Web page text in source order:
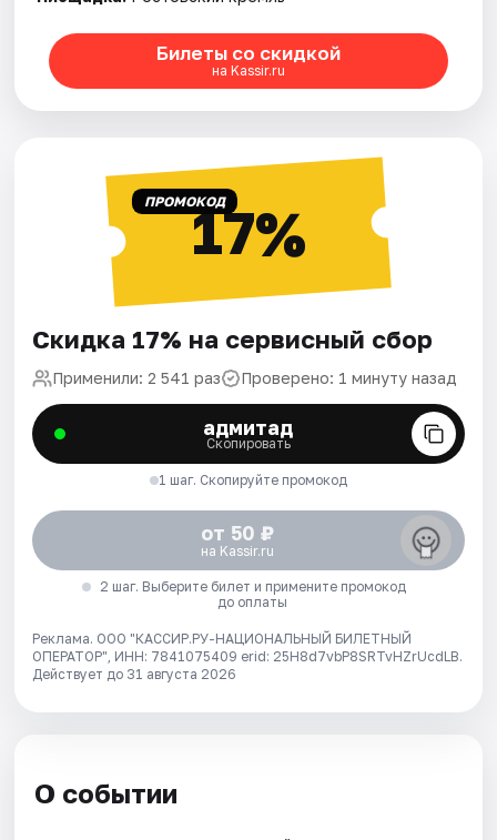
Билеты со скидкой
на Kassir.ru
ПРОМОКОД17%
Скидка 17% на сервисный сбор
Применили: 2 541 раз Проверено: 1 минуту назад
адмитад
Скопировать
1 шаг. Скопируйте промокод
от 50 ₽
на Kassir.ru
2 шаг. Выберите билет и примените промокод
до оплаты
Реклама. ООО "КАССИР.РУ-НАЦИОНАЛЬНЫЙ БИЛЕТНЫЙ
ОПЕРАТОР", ИНН: 7841075409 erid: 25H8d7vbP8SRTvHZrUcdLB.
Действует до 31 августа 2026
О событии